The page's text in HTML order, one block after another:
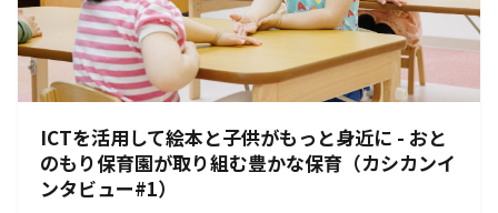
ICTを活用して絵本と子供がもっと身近に - おと
のもり保育園が取り組む豊かな保育（カシカンイ
ンタビュー#1）